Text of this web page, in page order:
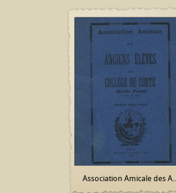
Association Amicale des A...